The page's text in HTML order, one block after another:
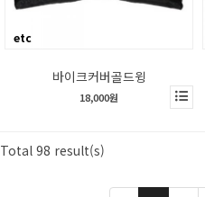
etc
바이크커버골드윙
18,000원
Total 98 result(s)